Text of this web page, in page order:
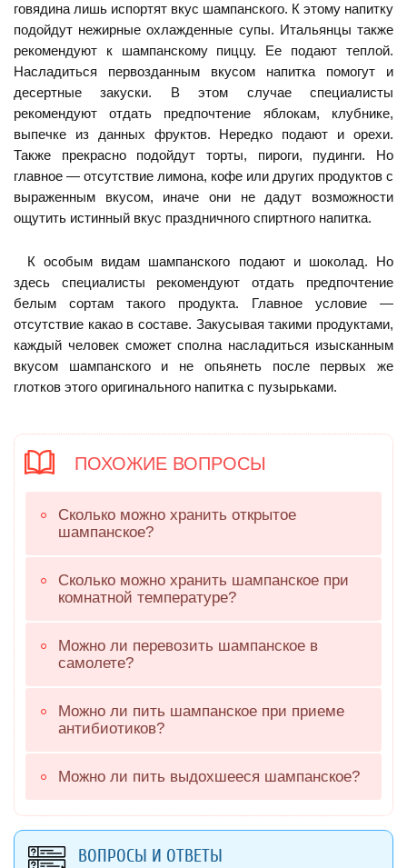
говядина лишь испортят вкус шампанского. К этому напитку
подойдут нежирные охлажденные супы. Итальянцы также
рекомендуют к шампанскому пиццу. Ее подают теплой.
Насладиться первозданным вкусом напитка помогут и
десертные закуски. В этом случае специалисты
рекомендуют отдать предпочтение яблокам, клубнике,
выпечке из данных фруктов. Нередко подают и орехи.
Также прекрасно подойдут торты, пироги, пудинги. Но
главное — отсутствие лимона, кофе или других продуктов с
выраженным вкусом, иначе они не дадут возможности
ощутить истинный вкус праздничного спиртного напитка.
К особым видам шампанского подают и шоколад. Но
здесь специалисты рекомендуют отдать предпочтение
белым сортам такого продукта. Главное условие —
отсутствие какао в составе. Закусывая такими продуктами,
каждый человек сможет сполна насладиться изысканным
вкусом шампанского и не опьянеть после первых же
глотков этого оригинального напитка с пузырьками.
ПОХОЖИЕ ВОПРОСЫ
Сколько можно хранить открытое
шампанское?
Сколько можно хранить шампанское при
комнатной температуре?
Можно ли перевозить шампанское в
самолете?
Можно ли пить шампанское при приеме
антибиотиков?
Можно ли пить выдохшееся шампанское?
ВОПРОСЫ И ОТВЕТЫ